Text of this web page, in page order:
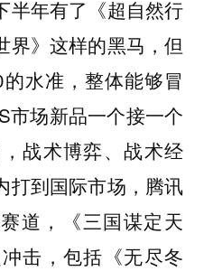
半年有了《超自然行
界》这样的黑马，但
水准，整体能够冒
市场新品一个接一个
战术博弈、战术经
打到国际市场，腾讯
道，《三国谋定天
击，包括《无尽冬